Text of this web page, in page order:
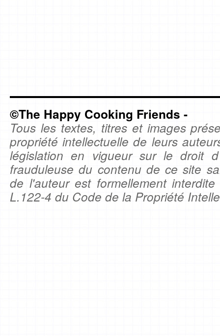
©The Happy Cooking Friends -
Tous les textes, titres et images
propriété intellectuelle de leurs
législation en vigueur sur le droit
frauduleuse du contenu de ce site
de l'auteur est formellement
L.122-4 du Code de la Propriété